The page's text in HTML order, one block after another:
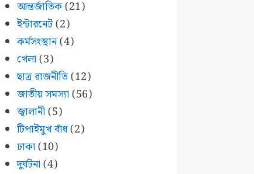
আন্তর্জাতিক(21)
ইন্টারনেট(2)
কর্মসংস্থান(4)
খেলা (3)
ছাত্র রাজনীতি(12)
জাতীয় সমস্যা (56)
জ্বালানী (5)
টিপাইমুখ বাঁধ(2)
ঢাকা (10)
দুর্ঘটনা (4)